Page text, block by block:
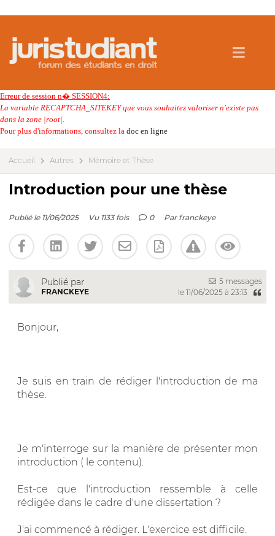
Erreur de session n� SESSION4:
La variable RECAPTCHA_SITEKEY que vous souhaitez valoriser n'existe pas
dans la zone |root|.
Pour plus d'informations, consultez la doc en ligne
Accueil Autres Mémoire et Thèse
Introduction pour une thèse
Publié le 11/06/2025 Vu 1133 fois 0 Par franckeye
Publié par
FRANCKEYE
5 messages
le 11/06/2025 à 23:13
Bonjour,
Je suis en train de rédiger l'introduction de ma
thèse.
Je m'interroge sur la manière de présenter mon
introduction ( le contenu).
Est-ce que l'introduction ressemble à celle
rédigée dans le cadre d'une dissertation ?
J'ai commencé à rédiger. L'exercice est difficile.